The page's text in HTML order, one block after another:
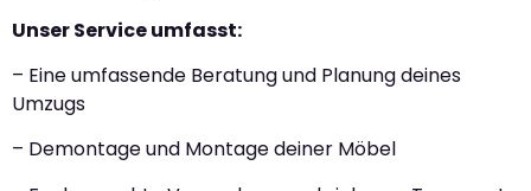
Unser Service umfasst:
– Eine umfassende Beratung und Planung deines
Umzugs
– Demontage und Montage deiner Möbel